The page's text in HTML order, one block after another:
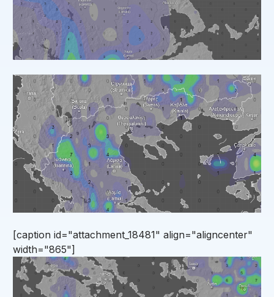
[caption id="attachment_18481" align="aligncenter"
width="865"]